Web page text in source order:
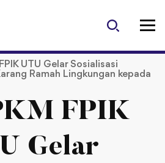
UTU Gelar Sosialisasi
Ramah Lingkungan kepada
FPIK
Gelar